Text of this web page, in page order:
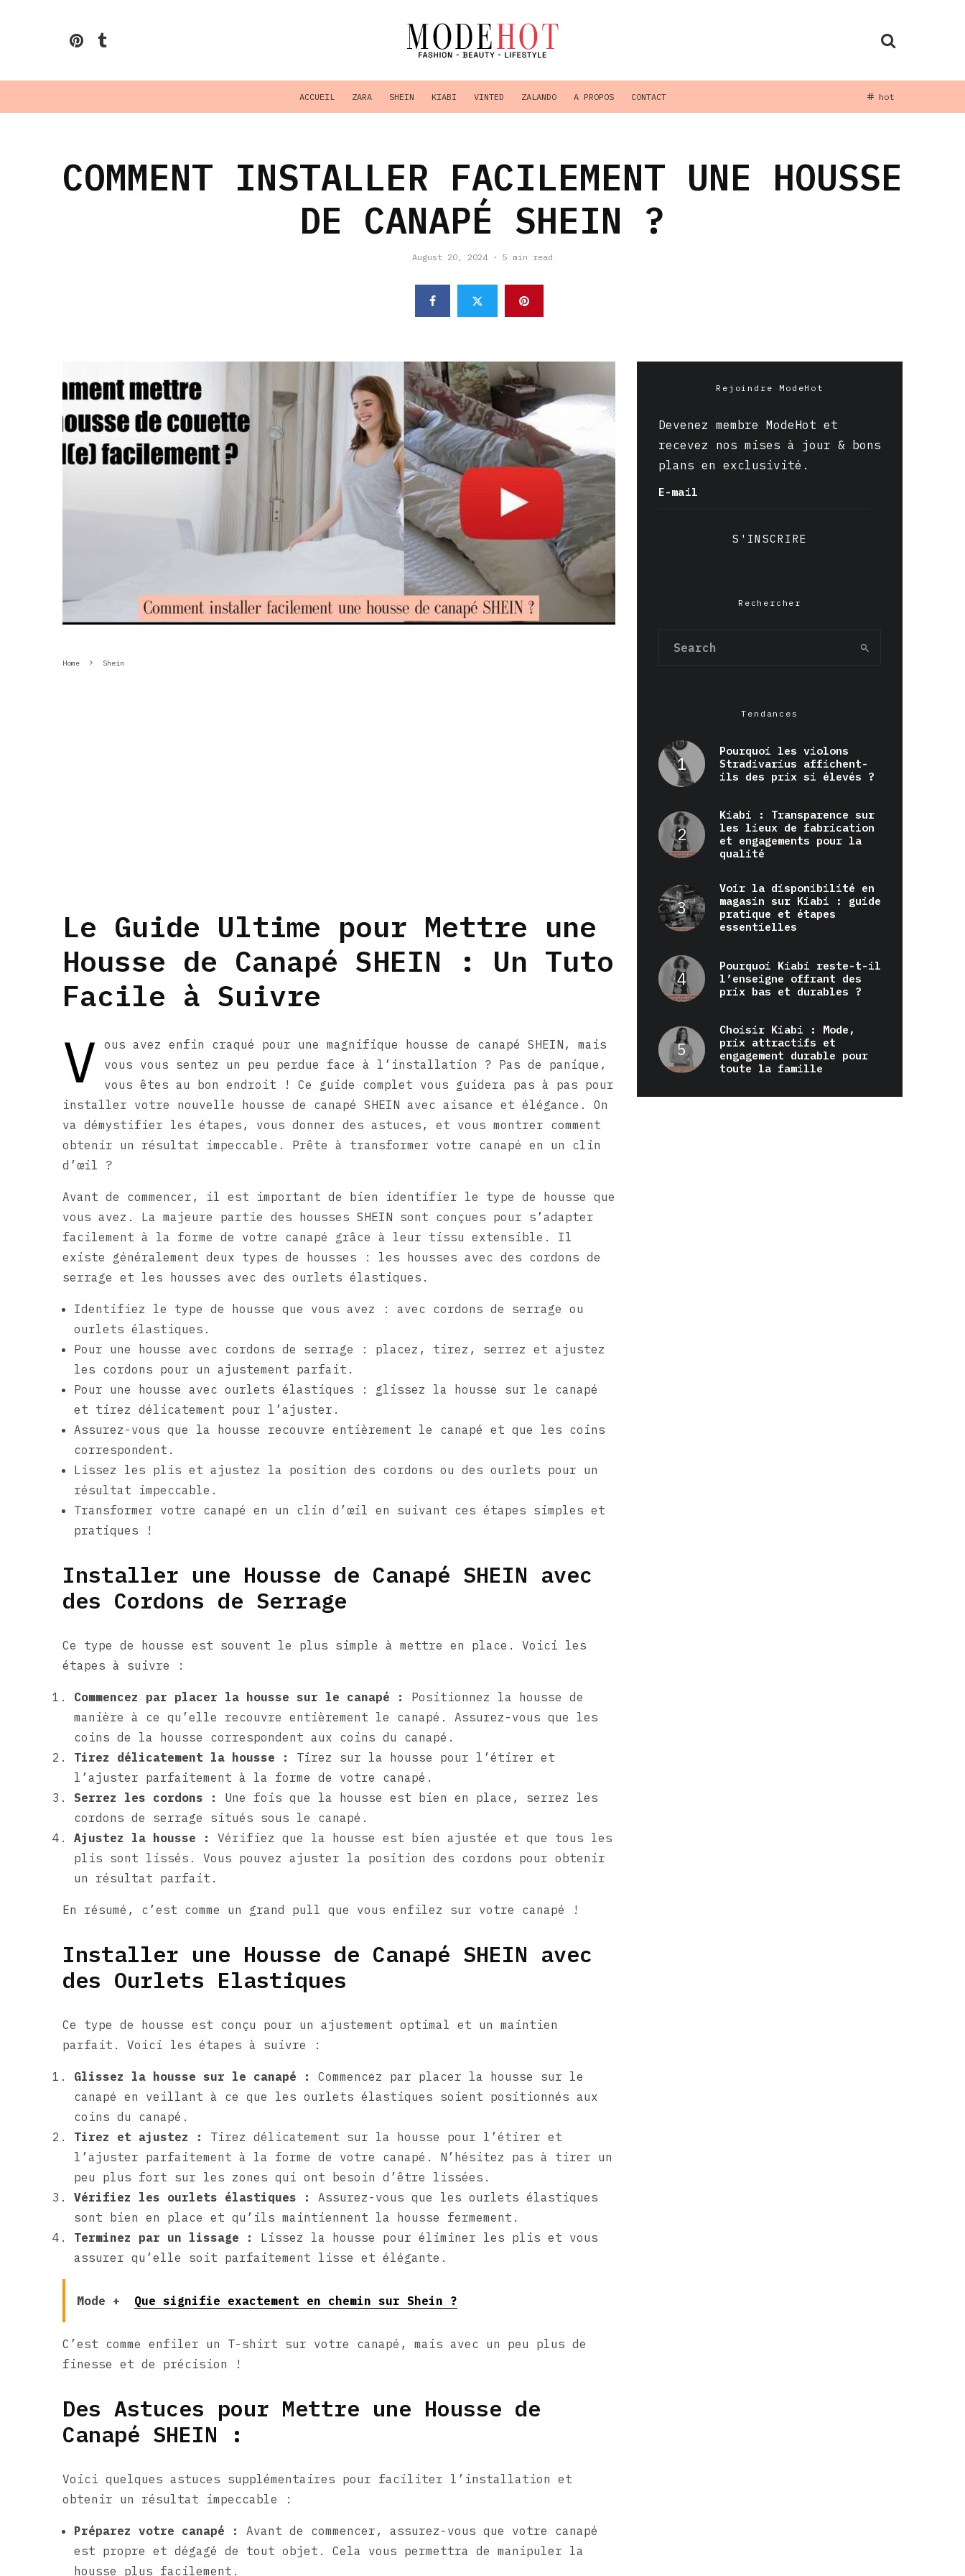
ACCUEIL ZARA SHEIN KIABI VINTED ZALANDO A PROPOS CONTACT hot
COMMENT INSTALLER FACILEMENT UNE HOUSSE
DE CANAPÉ SHEIN ?
August 20, 2024 · 5 min read
Home Shein
Le Guide Ultime pour Mettre une
Housse de Canapé SHEIN : Un Tuto
Facile à Suivre
V
ous avez enfin craqué pour une magnifique housse de canapé SHEIN, mais
vous vous sentez un peu perdue face à l’installation ? Pas de panique,
vous êtes au bon endroit ! Ce guide complet vous guidera pas à pas pour
installer votre nouvelle housse de canapé SHEIN avec aisance et élégance. On
va démystifier les étapes, vous donner des astuces, et vous montrer comment
obtenir un résultat impeccable. Prête à transformer votre canapé en un clin
d’œil ?
Avant de commencer, il est important de bien identifier le type de housse que
vous avez. La majeure partie des housses SHEIN sont conçues pour s’adapter
facilement à la forme de votre canapé grâce à leur tissu extensible. Il
existe généralement deux types de housses : les housses avec des cordons de
serrage et les housses avec des ourlets élastiques.
Identifiez le type de housse que vous avez : avec cordons de serrage ou
ourlets élastiques.
Pour une housse avec cordons de serrage : placez, tirez, serrez et ajustez
les cordons pour un ajustement parfait.
Pour une housse avec ourlets élastiques : glissez la housse sur le canapé
et tirez délicatement pour l’ajuster.
Assurez-vous que la housse recouvre entièrement le canapé et que les coins
correspondent.
Lissez les plis et ajustez la position des cordons ou des ourlets pour un
résultat impeccable.
Transformer votre canapé en un clin d’œil en suivant ces étapes simples et
pratiques !
Installer une Housse de Canapé SHEIN avec
des Cordons de Serrage
Ce type de housse est souvent le plus simple à mettre en place. Voici les
étapes à suivre :
Commencez par placer la housse sur le canapé :
Positionnez la housse de
manière à ce qu’elle recouvre entièrement le canapé. Assurez-vous que les
coins de la housse correspondent aux coins du canapé.
Tirez délicatement la housse :
Tirez sur la housse pour l’étirer et
l’ajuster parfaitement à la forme de votre canapé.
Serrez les cordons :
Une fois que la housse est bien en place, serrez les
cordons de serrage situés sous le canapé.
Ajustez la housse :
Vérifiez que la housse est bien ajustée et que tous les
plis sont lissés. Vous pouvez ajuster la position des cordons pour obtenir
un résultat parfait.
En résumé, c’est comme un grand pull que vous enfilez sur votre canapé !
Installer une Housse de Canapé SHEIN avec
des Ourlets Elastiques
Ce type de housse est conçu pour un ajustement optimal et un maintien
parfait. Voici les étapes à suivre :
Glissez la housse sur le canapé :
Commencez par placer la housse sur le
canapé en veillant à ce que les ourlets élastiques soient positionnés aux
coins du canapé.
Tirez et ajustez :
Tirez délicatement sur la housse pour l’étirer et
l’ajuster parfaitement à la forme de votre canapé. N’hésitez pas à tirer un
peu plus fort sur les zones qui ont besoin d’être lissées.
Vérifiez les ourlets élastiques :
Assurez-vous que les ourlets élastiques
sont bien en place et qu’ils maintiennent la housse fermement.
Terminez par un lissage :
Lissez la housse pour éliminer les plis et vous
assurer qu’elle soit parfaitement lisse et élégante.
Mode + Que signifie exactement en chemin sur Shein ?
C’est comme enfiler un T-shirt sur votre canapé, mais avec un peu plus de
finesse et de précision !
Des Astuces pour Mettre une Housse de
Canapé SHEIN :
Voici quelques astuces supplémentaires pour faciliter l’installation et
obtenir un résultat impeccable :
Préparez votre canapé :
Avant de commencer, assurez-vous que votre canapé
est propre et dégagé de tout objet. Cela vous permettra de manipuler la
housse plus facilement.
Rejoindre ModeHot
Devenez membre ModeHot et
recevez nos mises à jour & bons
plans en exclusivité.
E-mail
S'INSCRIRE
Rechercher
Tendances
Pourquoi les violons
Stradivarius affichent-
ils des prix si élevés ?
Kiabi : Transparence sur
les lieux de fabrication
et engagements pour la
qualité
Voir la disponibilité en
magasin sur Kiabi : guide
pratique et étapes
essentielles
Pourquoi Kiabi reste-t-il
l’enseigne offrant des
prix bas et durables ?
Choisir Kiabi : Mode,
prix attractifs et
engagement durable pour
toute la famille